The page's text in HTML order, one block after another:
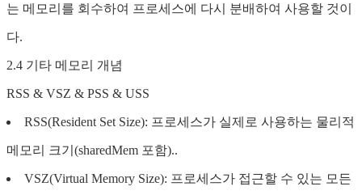
는 메모리를 회수하여 프로세스에 다시 분배하여 사용할 것이
다.
2.4 기타 메모리 개념
RSS & VSZ & PSS & USS
RSS(Resident Set Size): 프로세스가 실제로 사용하는 물리적
메모리 크기(sharedMem 포함)..
VSZ(Virtual Memory Size): 프로세스가 접근할 수 있는 모든